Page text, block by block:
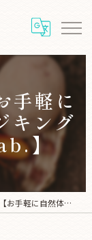
手軽に
キング
】
ならベジキングのK's Garden Lab.】